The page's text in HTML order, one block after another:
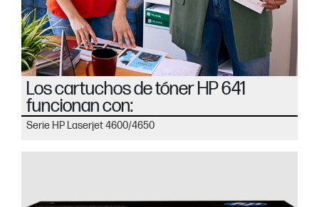
Los cartuchos de tóner HP 641
funcionan con:
Serie HP Laserjet 4600/4650